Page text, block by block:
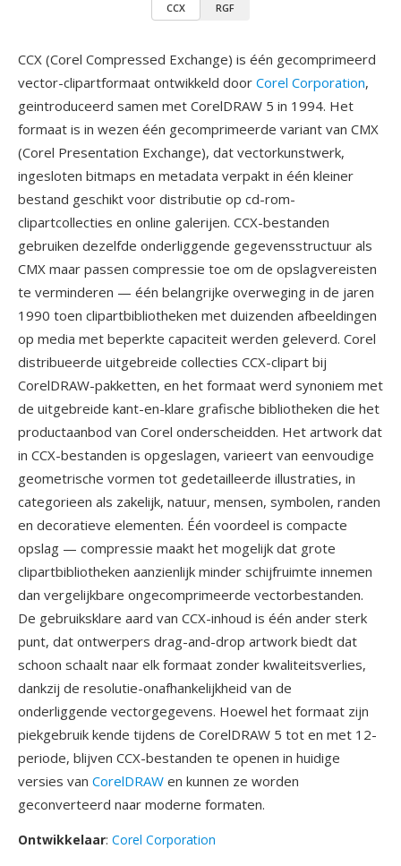
CCX RGF
CCX (Corel Compressed Exchange) is één gecomprimeerd
vector-clipartformaat ontwikkeld door Corel Corporation,
geintroduceerd samen met CorelDRAW 5 in 1994. Het
formaat is in wezen één gecomprimeerde variant van CMX
(Corel Presentation Exchange), dat vectorkunstwerk,
ingesloten bitmaps en metadata verpakt in één kleiner
bestand geschikt voor distributie op cd-rom-
clipartcollecties en online galerijen. CCX-bestanden
gebruiken dezelfde onderliggende gegevensstructuur als
CMX maar passen compressie toe om de opslagvereisten
te verminderen — één belangrijke overweging in de jaren
1990 toen clipartbibliotheken met duizenden afbeeldingen
op media met beperkte capaciteit werden geleverd. Corel
distribueerde uitgebreide collecties CCX-clipart bij
CorelDRAW-pakketten, en het formaat werd synoniem met
de uitgebreide kant-en-klare grafische bibliotheken die het
productaanbod van Corel onderscheidden. Het artwork dat
in CCX-bestanden is opgeslagen, varieert van eenvoudige
geometrische vormen tot gedetailleerde illustraties, in
categorieen als zakelijk, natuur, mensen, symbolen, randen
en decoratieve elementen. Één voordeel is compacte
opslag — compressie maakt het mogelijk dat grote
clipartbibliotheken aanzienlijk minder schijfruimte innemen
dan vergelijkbare ongecomprimeerde vectorbestanden.
De gebruiksklare aard van CCX-inhoud is één ander sterk
punt, dat ontwerpers drag-and-drop artwork biedt dat
schoon schaalt naar elk formaat zonder kwaliteitsverlies,
dankzij de resolutie-onafhankelijkheid van de
onderliggende vectorgegevens. Hoewel het formaat zijn
piekgebruik kende tijdens de CorelDRAW 5 tot en met 12-
periode, blijven CCX-bestanden te openen in huidige
versies van CorelDRAW en kunnen ze worden
geconverteerd naar moderne formaten.
Ontwikkelaar: Corel Corporation